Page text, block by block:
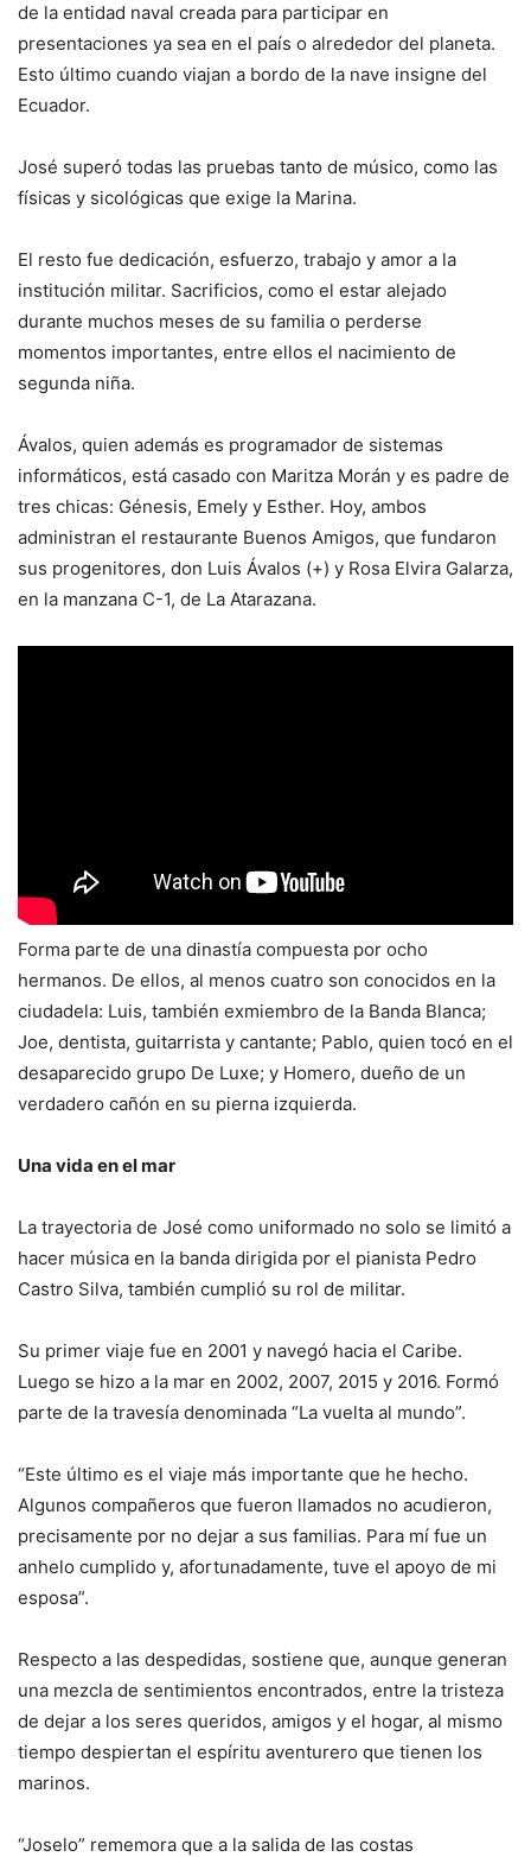
de la entidad naval creada para participar en
presentaciones ya sea en el país o alrededor del planeta.
Esto último cuando viajan a bordo de la nave insigne del
Ecuador.
José superó todas las pruebas tanto de músico, como las
físicas y sicológicas que exige la Marina.
El resto fue dedicación, esfuerzo, trabajo y amor a la
institución militar. Sacrificios, como el estar alejado
durante muchos meses de su familia o perderse
momentos importantes, entre ellos el nacimiento de
segunda niña.
Ávalos, quien además es programador de sistemas
informáticos, está casado con Maritza Morán y es padre de
tres chicas: Génesis, Emely y Esther. Hoy, ambos
administran el restaurante Buenos Amigos, que fundaron
sus progenitores, don Luis Ávalos (+) y Rosa Elvira Galarza,
en la manzana C-1, de La Atarazana.
Forma parte de una dinastía compuesta por ocho
hermanos. De ellos, al menos cuatro son conocidos en la
ciudadela: Luis, también exmiembro de la Banda Blanca;
Joe, dentista, guitarrista y cantante; Pablo, quien tocó en el
desaparecido grupo De Luxe; y Homero, dueño de un
verdadero cañón en su pierna izquierda.
Una vida en el mar
La trayectoria de José como uniformado no solo se limitó a
hacer música en la banda dirigida por el pianista Pedro
Castro Silva, también cumplió su rol de militar.
Su primer viaje fue en 2001 y navegó hacia el Caribe.
Luego se hizo a la mar en 2002, 2007, 2015 y 2016. Formó
parte de la travesía denominada “La vuelta al mundo”.
“Este último es el viaje más importante que he hecho.
Algunos compañeros que fueron llamados no acudieron,
precisamente por no dejar a sus familias. Para mí fue un
anhelo cumplido y, afortunadamente, tuve el apoyo de mi
esposa”.
Respecto a las despedidas, sostiene que, aunque generan
una mezcla de sentimientos encontrados, entre la tristeza
de dejar a los seres queridos, amigos y el hogar, al mismo
tiempo despiertan el espíritu aventurero que tienen los
marinos.
“Joselo” rememora que a la salida de las costas